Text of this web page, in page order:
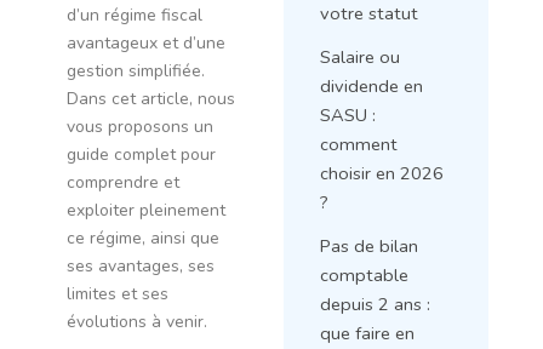
d’un régime fiscal
avantageux et d’une
gestion simplifiée.
Dans cet article, nous
vous proposons un
guide complet pour
comprendre et
exploiter pleinement
ce régime, ainsi que
ses avantages, ses
limites et ses
évolutions à venir.
votre statut
Salaire ou
dividende en
SASU :
comment
choisir en 2026
?
Pas de bilan
comptable
depuis 2 ans :
que faire en